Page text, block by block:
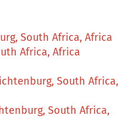
South Africa, Africa
Africa, Africa
South Africa,
South Africa,